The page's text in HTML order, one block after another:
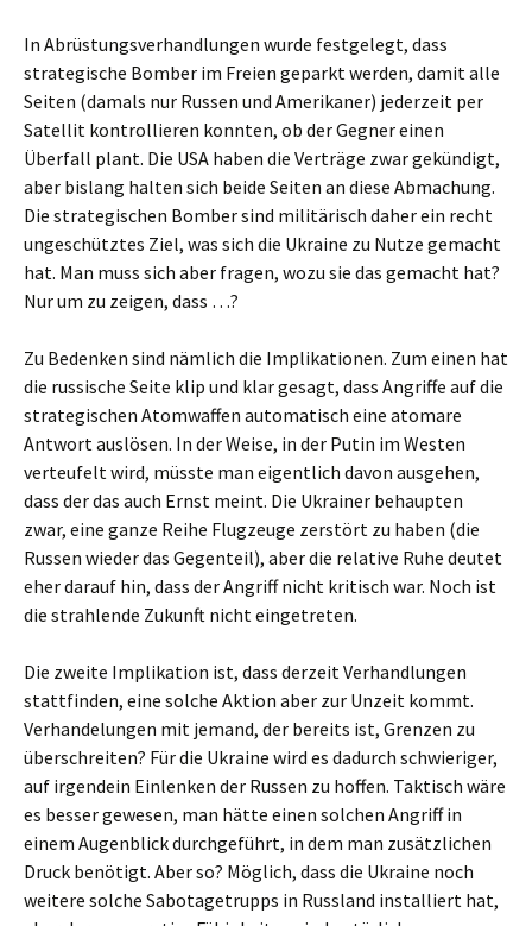
In Abrüstungsverhandlungen wurde festgelegt, dass
strategische Bomber im Freien geparkt werden, damit alle
Seiten (damals nur Russen und Amerikaner) jederzeit per
Satellit kontrollieren konnten, ob der Gegner einen
Überfall plant. Die USA haben die Verträge zwar gekündigt,
aber bislang halten sich beide Seiten an diese Abmachung.
Die strategischen Bomber sind militärisch daher ein recht
ungeschütztes Ziel, was sich die Ukraine zu Nutze gemacht
hat. Man muss sich aber fragen, wozu sie das gemacht hat?
Nur um zu zeigen, dass …?
Zu Bedenken sind nämlich die Implikationen. Zum einen hat
die russische Seite klip und klar gesagt, dass Angriffe auf die
strategischen Atomwaffen automatisch eine atomare
Antwort auslösen. In der Weise, in der Putin im Westen
verteufelt wird, müsste man eigentlich davon ausgehen,
dass der das auch Ernst meint. Die Ukrainer behaupten
zwar, eine ganze Reihe Flugzeuge zerstört zu haben (die
Russen wieder das Gegenteil), aber die relative Ruhe deutet
eher darauf hin, dass der Angriff nicht kritisch war. Noch ist
die strahlende Zukunft nicht eingetreten.
Die zweite Implikation ist, dass derzeit Verhandlungen
stattfinden, eine solche Aktion aber zur Unzeit kommt.
Verhandelungen mit jemand, der bereits ist, Grenzen zu
überschreiten? Für die Ukraine wird es dadurch schwieriger,
auf irgendein Einlenken der Russen zu hoffen. Taktisch wäre
es besser gewesen, man hätte einen solchen Angriff in
einem Augenblick durchgeführt, in dem man zusätzlichen
Druck benötigt. Aber so? Möglich, dass die Ukraine noch
weitere solche Sabotagetrupps in Russland installiert hat,